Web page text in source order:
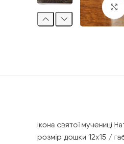
ікона святої мучениці
розмір дошки 12х15 /